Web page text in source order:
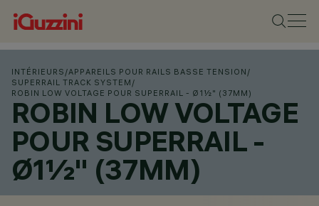
INTÉRIEURS /APPAREILS POUR RAILS BASSE TENSION /
SUPERRAIL TRACK SYSTEM /
ROBIN LOW VOLTAGE POUR SUPERRAIL - Ø1½" (37MM)
ROBIN LOW VOLTAGE
POUR SUPERRAIL -
Ø1½" (37MM)